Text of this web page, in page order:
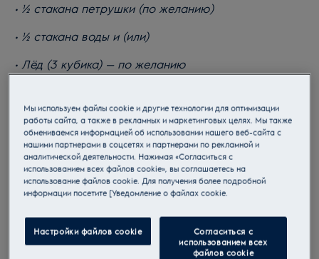
• 1⁄2 стакана петрушки (по желанию)
• 1⁄2 стакана воды и (или)
• Лёд (3 кубика) — по желанию
Мы используем файлы cookie и другие технологии для оптимизации
работы сайта, а также в рекламных и маркетинговых целях. Мы также
обмениваемся информацией об использовании нашего веб-сайта с
нашими партнерами в соцсетях и партнерами по рекламной и
аналитической деятельности. Нажимая «Согласиться с
использованием всех файлов cookie», вы соглашаетесь на
использование файлов cookie. Для получения более подробной
информации посетите [Уведомление о файлах cookie.
Настройки файлов cookie
Согласиться с
использованием всех
файлов cookie